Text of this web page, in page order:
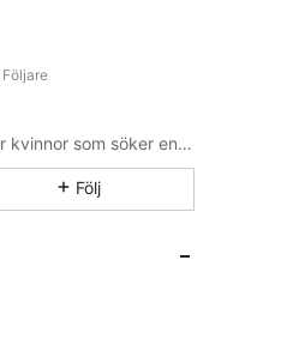
SHEIN Clasi designar eleganta plagg för kvinnor som söker en upphöjd look.
Följ